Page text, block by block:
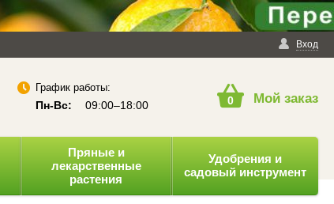
Вход
График работы:
Пн-Вс: 09:00–18:00 0 Мой заказ
Пряные и
лекарственные
растения
Удобрения и
садовый инструмент